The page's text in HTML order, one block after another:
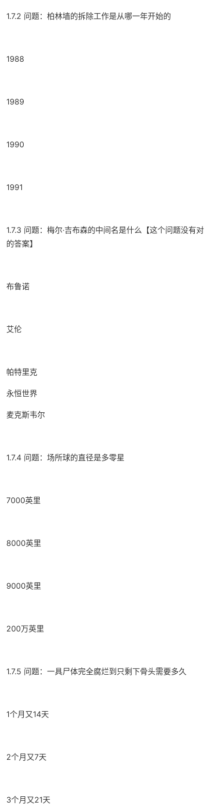
1.7.2 问题：柏林墙的拆除工作是从哪一年开始的
1988
1989
1990
1991
1.7.3 问题：梅尔·吉布森的中间名是什么【这个问题没有对
的答案】
布鲁诺
艾伦
帕特里克
永恒世界
麦克斯韦尔
1.7.4 问题：场所球的直径是多零星
7000英里
8000英里
9000英里
200万英里
1.7.5 问题：一具尸体完全腐烂到只剩下骨头需要多久
1个月又14天
2个月又7天
3个月又21天